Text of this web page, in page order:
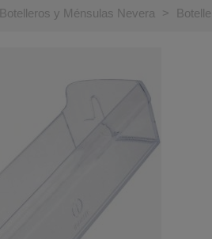
Botelleros y Ménsulas Nevera >